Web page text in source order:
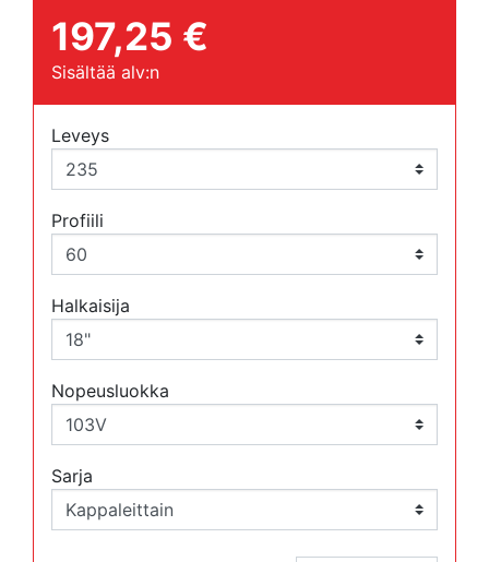
197,25 €
Sisältää alv:n
Leveys
Profiili
Halkaisija
Nopeusluokka
Sarja